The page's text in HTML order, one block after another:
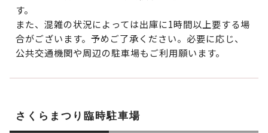
す。
また、混雑の状況によっては出庫に1時間以上要する場
合がございます。予めご了承ください。必要に応じ、
公共交通機関や周辺の駐車場もご利用願います。
さくらまつり臨時駐車場